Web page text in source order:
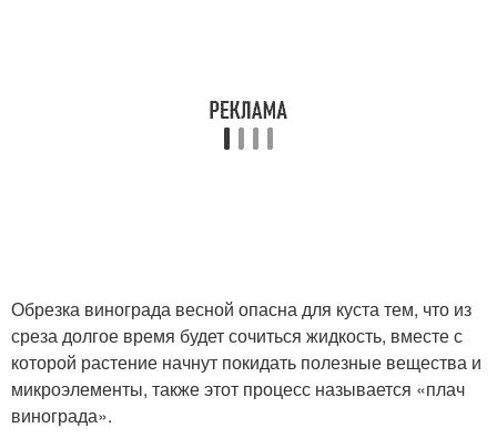
Обрезка винограда весной опасна для куста тем, что из
среза долгое время будет сочиться жидкость, вместе с
которой растение начнут покидать полезные вещества и
микроэлементы, также этот процесс называется «плач
винограда».